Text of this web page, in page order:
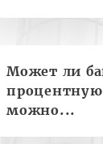
Может ли
процентную
можно...